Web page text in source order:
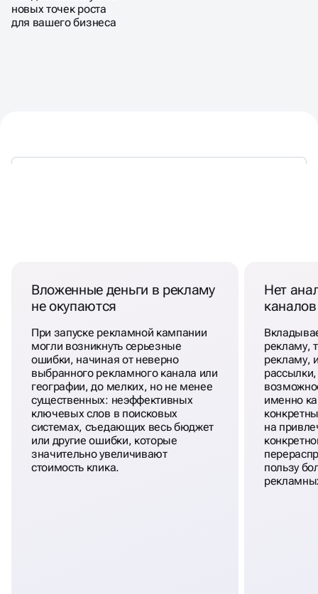
новых точек роста
для вашего бизнеса
Вложенные деньги в рекламу
не окупаются
При запуске рекламной кампании
могли возникнуть серьезные
ошибки, начиная от неверно
выбранного рекламного канала или
географии, до мелких, но не менее
существенных: неэффективных
ключевых слов в поисковых
системах, съедающих весь бюджет
или другие ошибки, которые
значительно увеличивают
стоимость клика.
Нет
каналов
рекламу,
рекламу,
именно
на
пользу